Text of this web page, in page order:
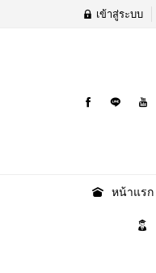
เข้าสู่ระบบ
หน้าแรก